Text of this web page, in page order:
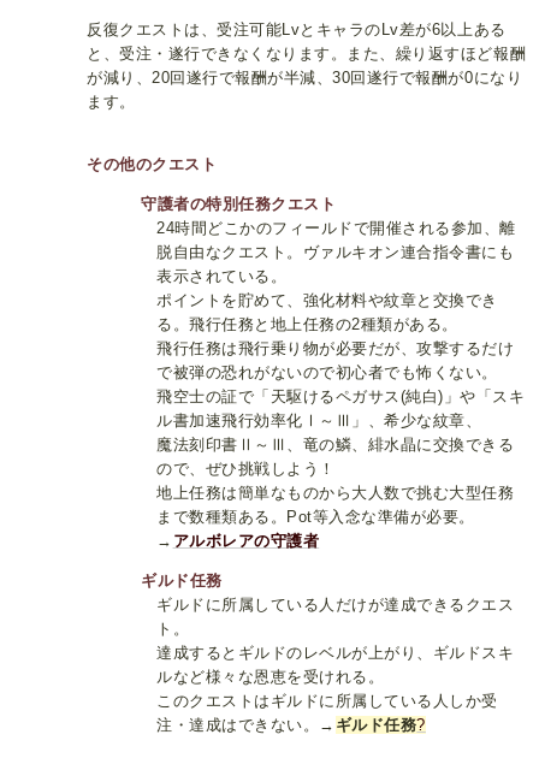
反復クエストは、受注可能LvとキャラのLv差が6以上ある
と、受注・遂行できなくなります。また、繰り返すほど報酬
が減り、20回遂行で報酬が半減、30回遂行で報酬が0になり
ます。
その他のクエスト
守護者の特別任務クエスト
24時間どこかのフィールドで開催される参加、離
脱自由なクエスト。ヴァルキオン連合指令書にも
表示されている。
ポイントを貯めて、強化材料や紋章と交換でき
る。飛行任務と地上任務の2種類がある。
飛行任務は飛行乗り物が必要だが、攻撃するだけ
で被弾の恐れがないので初心者でも怖くない。
飛空士の証で「天駆けるペガサス(純白)」や「スキ
ル書加速飛行効率化Ⅰ～Ⅲ」、希少な紋章、
魔法刻印書Ⅱ～Ⅲ、竜の鱗、緋水晶に交換できる
ので、ぜひ挑戦しよう！
地上任務は簡単なものから大人数で挑む大型任務
まで数種類ある。Pot等入念な準備が必要。
→ アルボレアの守護者
ギルド任務
ギルドに所属している人だけが達成できるクエス
ト。
達成するとギルドのレベルが上がり、ギルドスキ
ルなど様々な恩恵を受けれる。
このクエストはギルドに所属している人しか受
注・達成はできない。→ ギルド任務?